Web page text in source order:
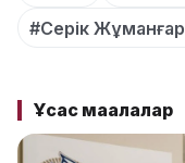
#Серік
Ұқсас мақалалар